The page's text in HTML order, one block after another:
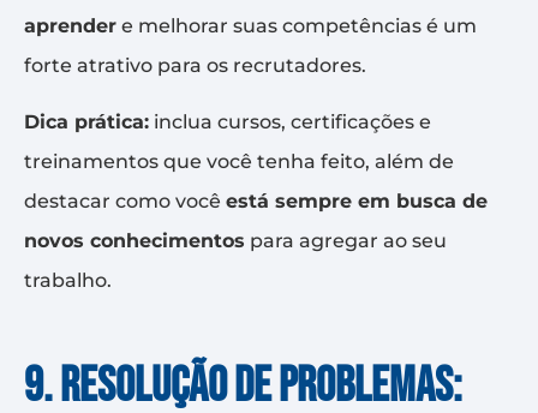
aprender e melhorar suas competências é um
forte atrativo para os recrutadores.
Dica prática: inclua cursos, certificações e
treinamentos que você tenha feito, além de
destacar como você está sempre em busca de
novos conhecimentos para agregar ao seu
trabalho.
9. Resolução de problemas: